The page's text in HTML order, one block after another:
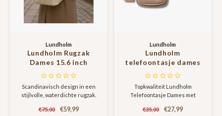
Lundholm
Lundholm Rugzak
Dames 15.6 inch
laptoptas Beige -
Handbagage,
waterdichte rugtas -
Scandinavisch Design
Scandinavisch design in een
stijlvolle, waterdichte rugzak.
lichtgewicht comfort en slimme
€75,00 €59,99
Lundholm
Lundholm
telefoontasje dames
crossbody beige -
schoudertasje dames
crossbody - tas dames
schoudertas kunstleer
cadeau voor vriendin |
Topkwaliteit Lundholm
Telefoontasje Dames met
tassenband
€35,00 €27,99